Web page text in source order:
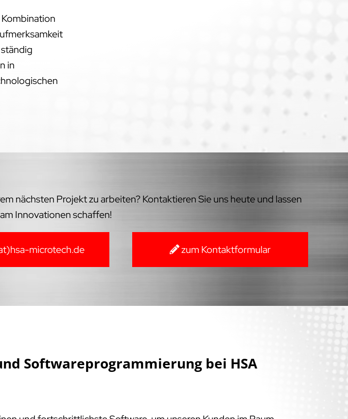
in
nächsten Projekt zu arbeiten? Kontaktieren Sie uns heute und lassen
Innovationen schaffen!
microtech.de zum Kontaktformular
Softwareprogrammierung bei HSA